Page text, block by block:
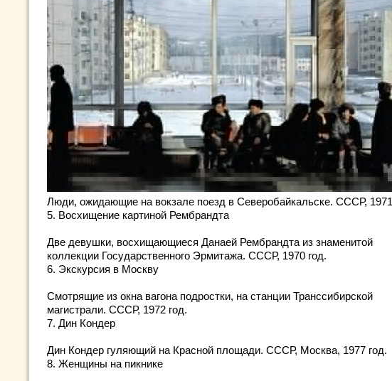
Люди, ожидающие на вокзале поезд в Северобайкальске. СССР,
5. Восхищение картиной Рембрандта
Две девушки, восхищающиеся Данаей Рембрандта из знаменитой
коллекции Государственного Эрмитажа. СССР, 1970 год.
6. Экскурсия в Москву
Смотрящие из окна вагона подростки, на станции Транссибирской
магистрали. СССР, 1972 год.
7. Дин Кондер
Дин Кондер гуляющий на Красной площади. СССР, Москва, 1977 год.
8. Женщины на пикнике